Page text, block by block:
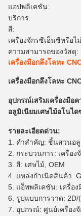
แอปพลิเคชัน:
บริการ:
สี:
เครื่องจักรซีเอ็นซีหรือไ
ความสามารถของวัสดุ:
เครื่องมือกลึงโลหะ
เครื่องมือกลึงโลหะ
อุปกรณ์เสริมเครื่องมือ
อลูมิเนียมเศษไม้อโนได
รายละเอียดด่วน:
1. คำสำคัญ: ชิ้นส่วนอลู
2. กระบวนการ: เครื่อง
3. สี: เศษไม้, OEM
4. แหล่งกำเนิดสินค้า:
5. แอ็พพลิเคชัน: เครื่อ
6. รูปแบบการวาด: 2D/
7. อุปกรณ์: ศูนย์เครื่อง